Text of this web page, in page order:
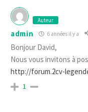
Auteur
admin 6 années il y a
Bonjour David,
Nous vous invitons à
http://forum.2cv-
1